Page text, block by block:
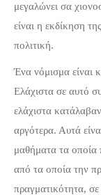
μεγαλώνει σα
είναι η εκδίκηση
πολιτική.
Ένα νόμισμα είναι
Ελάχιστα σε αυτό
ελάχιστα
αργότερα. Αυτά
μαθήματα τα
από τα οποία την
πραγματικότητα,